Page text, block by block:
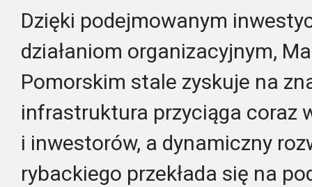
Dzięki podejmowanym
działaniom organizacyjnym,
Pomorskim stale zyskuje na
infrastruktura przyciąga coraz
i inwestorów, a dynamiczny
rybackiego przekłada się na